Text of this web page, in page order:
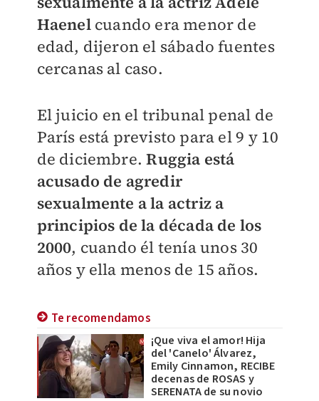
Haenelcuando era menor de
edad, dijeron el sábado fuentes
cercanas al caso.
El juicio en el tribunal penal de
París está previsto para el 9 y 10
de diciembre. Ruggia está
acusado de agredir
sexualmente a la actriz a
principios de la década de los
2000, cuando él tenía unos 30
años y ella menos de 15 años.
Te recomendamos
¡Que viva el amor! Hija
del 'Canelo' Álvarez,
Emily Cinnamon, RECIBE
decenas de ROSAS y
SERENATA de su novio